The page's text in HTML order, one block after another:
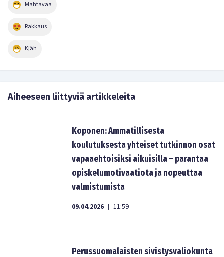
Mahtavaa
Rakkaus
Kjäh
Aiheeseen liittyviä artikkeleita
Koponen: Ammatillisesta
koulutuksesta yhteiset tutkinnon osat
vapaaehtoisiksi aikuisilla – parantaa
opiskelumotivaatiota ja nopeuttaa
valmistumista
09.04.2026 | 11:59
Perussuomalaisten sivistysvaliokunta